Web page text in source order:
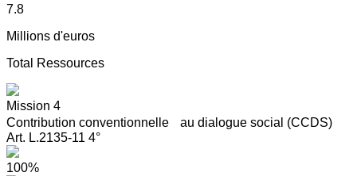
7.8
Millions d'euros
Total Ressources
Mission 4
Contribution conventionnelle au dialogue social (CCDS)
Art. L.2135-11 4°
100%